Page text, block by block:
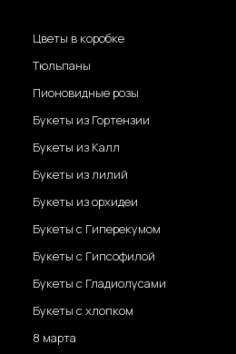
Цветы в коробке
Тюльпаны
Пионовидные розы
Букеты из Гортензии
Букеты из Калл
Букеты из лилий
Букеты из орхидеи
Букеты с Гиперекумом
Букеты с Гипсофилой
Букеты с Гладиолусами
Букеты с хлопком
8 марта